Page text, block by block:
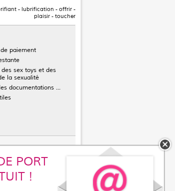
- lubrification - offrir -
plaisir - toucher
paiement
des sex toys et des
la sexualité
documentations ...
PORT
!